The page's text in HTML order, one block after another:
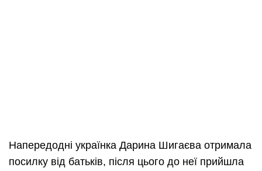
Напередодні українка Дарина Шигаєва отримала
посилку від батьків, після цього до неї прийшла